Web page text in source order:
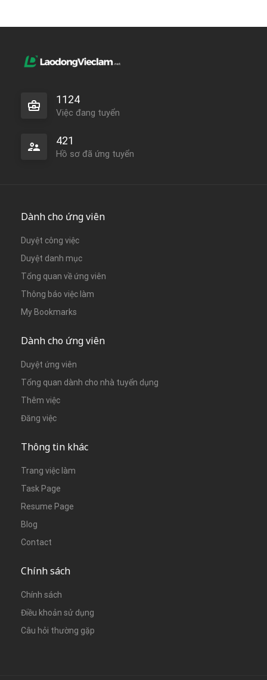
1124
Việc đang tuyển
421
Hồ sơ đã ứng tuyển
Dành cho ứng viên
Duyệt công việc
Duyệt danh mục
Tổng quan về ứng viên
Thông báo việc làm
My Bookmarks
Dành cho ứng viên
Duyệt ứng viên
Tổng quan dành cho nhà tuyển dụng
Thêm việc
Đăng việc
Thông tin khác
Trang việc làm
Task Page
Resume Page
Blog
Contact
Chính sách
Chính sách
Điều khoản sử dụng
Câu hỏi thường gặp